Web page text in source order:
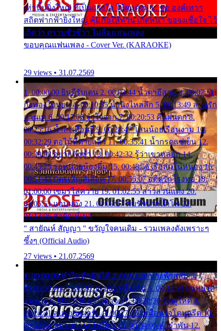
เท่านั้นยิ่งใหญ่ ที่เป็นแรงใจ ให้ผมดังมา.. ขอ องค์เทวา
สถิตฟากฟ้ายิ่งใหญ่ คุ้มภัยให้ท่าน เถิดหนา ขอจงเชื่อใจ ไว้
เถิดว่า ตราบชั่วชีวา ไม่ลืมแฟนเพลง
ขอบคุณแฟนเพลง - Cover Ver. (KARAOKE)
29 views • 31.07.2569
1. 00:00:00 ยินดีรับเดน 2. 00:03:44 น้ำตาอีสาน 3. 00:07:51
กิ่งทองใบหยก 4. 00:10:35 น้ำนิ่งไหลลึก 5. 00:13:49 ลานรัก
ลานเท 6. 00:17:06 จำใจจาก 7. 00:20:53 คืนฝนตก 8.
00:25:16 น้ำลงเดือนยี่ 9. 00:28:47 โสนน้อยเรือนงาม 10.
00:32:29 ตอไม้ที่ตายแล้ว 11. 00:35:41 น้ำกรดแช่เย็น 12.
00:39:08 อยากฟังซ้ำ 13. 00:42:32 รู้ว่าเขาหลอก 14.
00:45:25 รอหน่อยน้องติ๋ม 15. 00:48:56 เรือล่มในหนอง 16.
00:51:43 บัตรเชิญสีเลือด 17. 00:56:07 อดีตรักโรงทอ 18.
01:00:00 เขมรไล่ควาย 19. 01:02:55 สาวสวนแตง 20.
01:05:51 แอบมอง 21. 01:09:27 พบรักปากน้ำโพ 22.
01:13:06 สายัณห์เมา
" สายัณห์ สัญญา " ขวัญใจคนเดิม - รวมเพลงดังเพราะๆ
ซึ้งๆ (Official Audio)
27 views • 21.07.2569
1. 00:00:00 ทำไมทำฉันได้ 2. 00:03:20 นางฟ้าสลัม 3.
00:06:50 คน 4. 00:10:36 บุญเหลือเกิน 5. 00:13:58 ฝนหยาด
สุดท้าย 6. 00:17:30 ยาใจยาจก 7. 00:20:30 คิดดูให้ดี 8.
00:24:21 ลบรอยแผลรัก 9. 00:27:35 เหมือนใจโดนกรีด 10.
00:30:54 ขบวนการเปาเปียว 11. 00:34:05 คำรำพัน 12.